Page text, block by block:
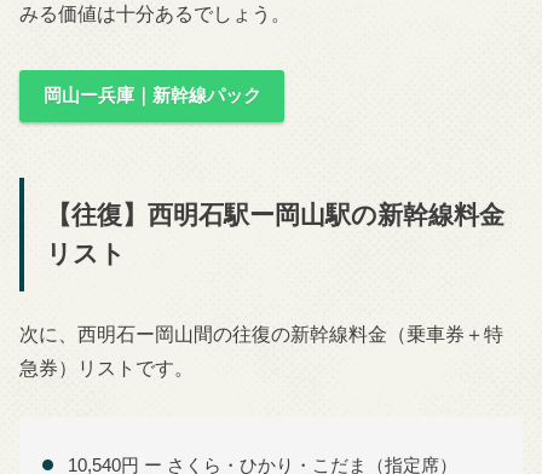
みる価値は十分あるでしょう。
岡山ー兵庫｜新幹線パック
【往復】西明石駅ー岡山駅の新幹線料金
リスト
次に、西明石ー岡山間の往復の新幹線料金（乗車券＋特
急券）リストです。
10,540円 ー さくら・ひかり・こだま（指定席）